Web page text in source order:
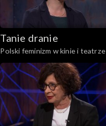
Tanie dranie
Polski feminizm w kinie i teatrze